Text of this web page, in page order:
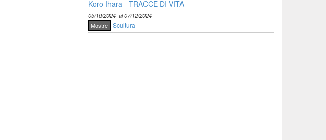
Koro Ihara - TRACCE DI VITA
05/10/2024 al 07/12/2024
Mostre Scultura